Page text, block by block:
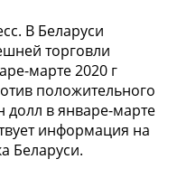
В Беларуси
торговли
марте 2020 г
положительного
долл в январе-марте
информация на
Беларуси.